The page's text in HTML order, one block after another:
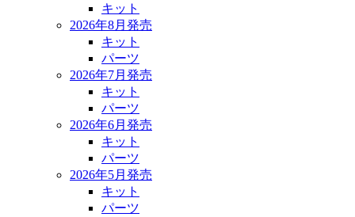
キット
2026年8月発売
キット
パーツ
2026年7月発売
キット
パーツ
2026年6月発売
キット
パーツ
2026年5月発売
キット
パーツ